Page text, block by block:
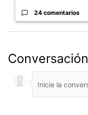
24 comentarios
Conversación